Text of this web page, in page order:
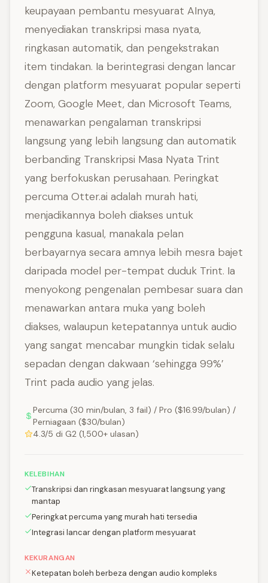
keupayaan pembantu mesyuarat AInya,
menyediakan transkripsi masa nyata,
ringkasan automatik, dan pengekstrakan
item tindakan. Ia berintegrasi dengan lancar
dengan platform mesyuarat popular seperti
Zoom, Google Meet, dan Microsoft Teams,
menawarkan pengalaman transkripsi
langsung yang lebih langsung dan automatik
berbanding Transkripsi Masa Nyata Trint
yang berfokuskan perusahaan. Peringkat
percuma Otter.ai adalah murah hati,
menjadikannya boleh diakses untuk
pengguna kasual, manakala pelan
berbayarnya secara amnya lebih mesra bajet
daripada model per-tempat duduk Trint. Ia
menyokong pengenalan pembesar suara dan
menawarkan antara muka yang boleh
diakses, walaupun ketepatannya untuk audio
yang sangat mencabar mungkin tidak selalu
sepadan dengan dakwaan ‘sehingga 99%’
Trint pada audio yang jelas.
Percuma (30 min/bulan, 3 fail) / Pro ($16.99/bulan) /
Perniagaan ($30/bulan)
4.3/5 di G2 (1,500+ ulasan)
KELEBIHAN
Transkripsi dan ringkasan mesyuarat langsung yang
mantap
Peringkat percuma yang murah hati tersedia
Integrasi lancar dengan platform mesyuarat
KEKURANGAN
Ketepatan boleh berbeza dengan audio kompleks